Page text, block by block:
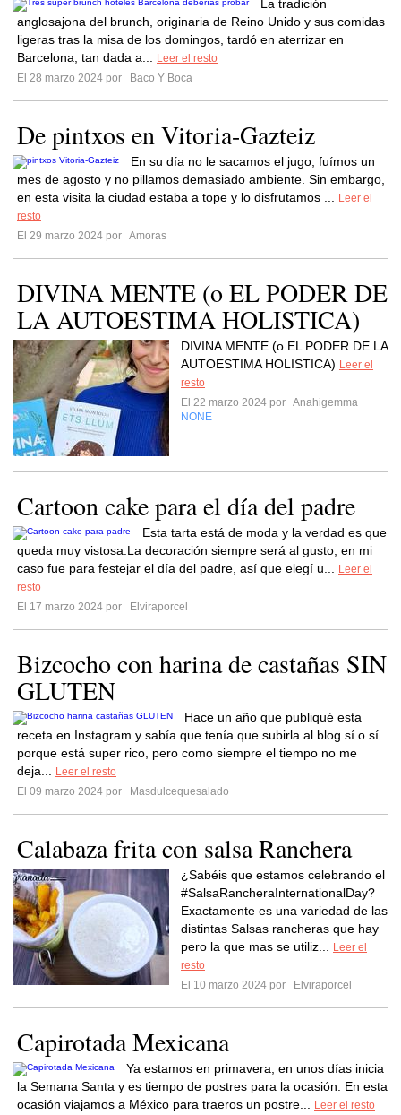
La tradición
anglosajona del brunch, originaria de Reino Unido y sus comidas
ligeras tras la misa de los domingos, tardó en aterrizar en
Barcelona, tan dada a...
Leer el resto
El 28 marzo 2024 por
Baco Y Boca
De pintxos en Vitoria-Gazteiz
En su día no le sacamos el jugo, fuímos un
mes de agosto y no pillamos demasiado ambiente. Sin embargo,
en esta visita la ciudad estaba a tope y lo disfrutamos ...
Leer el
resto
El 29 marzo 2024 por Amoras
DIVINA MENTE (o EL PODER DE
LA AUTOESTIMA HOLISTICA)
DIVINA MENTE (o EL PODER DE LA
AUTOESTIMA HOLISTICA) Leer el
resto
El 22 marzo 2024 por Anahigemma
NONE
Cartoon cake para el día del padre
Esta tarta está de moda y la verdad es que
queda muy vistosa.La decoración siempre será al gusto, en mi
caso fue para festejar el día del padre, así que elegí u...
Leer el
resto
El 17 marzo 2024 por
Elviraporcel
Bizcocho con harina de castañas SIN
GLUTEN
Hace un año que publiqué esta
receta en Instagram y sabía que tenía que subirla al blog sí o sí
porque está super rico, pero como siempre el tiempo no me
deja...
Leer el resto
El 09 marzo 2024 por
Masdulcequesalado
Calabaza frita con salsa Ranchera
¿Sabéis que estamos celebrando el
#SalsaRancheraInternationalDay?
Exactamente es una variedad de las
distintas Salsas rancheras que hay
pero la que mas se utiliz...
Leer el
resto
El 10 marzo 2024 por
Elviraporcel
Capirotada Mexicana
Ya estamos en primavera, en unos días inicia
la Semana Santa y es tiempo de postres para la ocasión. En esta
ocasión viajamos a México para traeros un postre...
Leer el resto